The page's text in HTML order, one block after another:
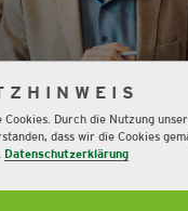
Durch die Nutzung
dass wir die Cookies
Datenschutzerklärung